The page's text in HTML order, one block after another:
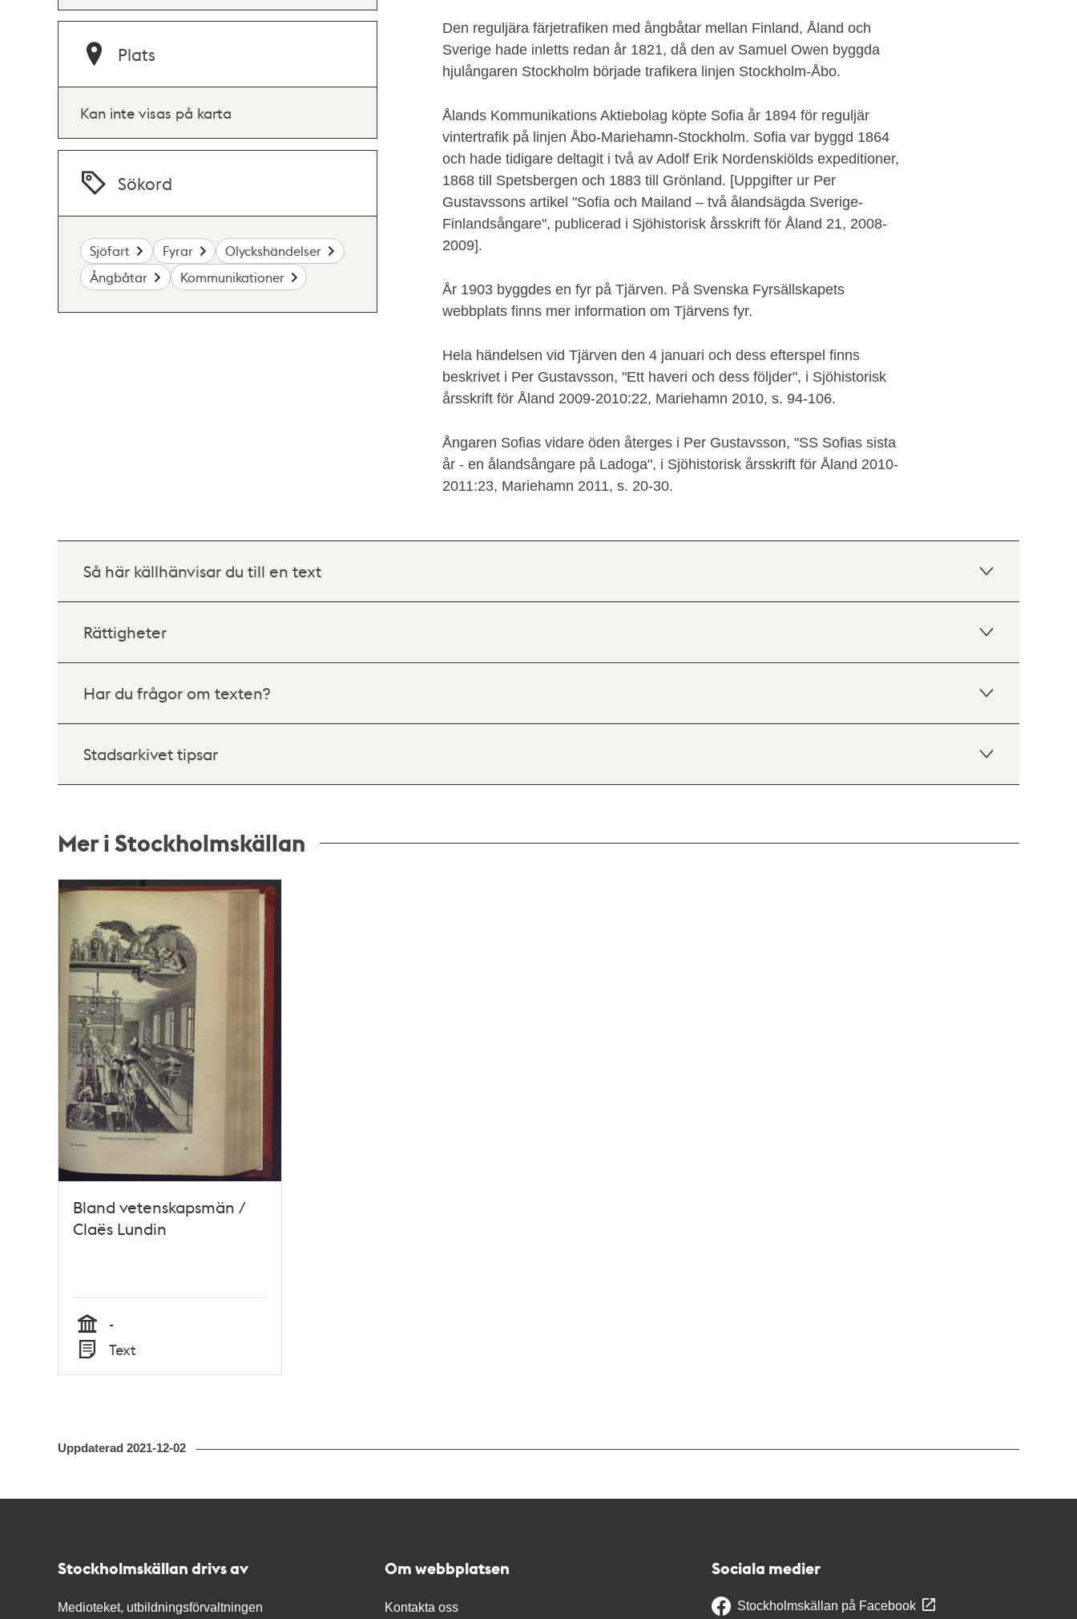
Den reguljära färjetrafiken med ångbåtar mellan Finland, Åland och
Sverige hade inletts redan år 1821, då den av Samuel Owen byggda
hjulångaren Stockholm började trafikera linjen Stockholm-Åbo.
Ålands Kommunikations Aktiebolag köpte Sofia år 1894 för reguljär
vintertrafik på linjen Åbo-Mariehamn-Stockholm. Sofia var byggd 1864
och hade tidigare deltagit i två av Adolf Erik Nordenskiölds expeditioner,
1868 till Spetsbergen och 1883 till Grönland. [Uppgifter ur Per
Gustavssons artikel "Sofia och Mailand – två ålandsägda Sverige-
Finlandsångare", publicerad i Sjöhistorisk årsskrift för Åland 21, 2008-
2009].
År 1903 byggdes en fyr på Tjärven. På Svenska Fyrsällskapets
webbplats finns mer information om Tjärvens fyr.
Hela händelsen vid Tjärven den 4 januari och dess efterspel finns
beskrivet i Per Gustavsson, "Ett haveri och dess följder", i Sjöhistorisk
årsskrift för Åland 2009-2010:22, Mariehamn 2010, s. 94-106.
Ångaren Sofias vidare öden återges i Per Gustavsson, "SS Sofias sista
år - en ålandsångare på Ladoga", i Sjöhistorisk årsskrift för Åland 2010-
2011:23, Mariehamn 2011, s. 20-30.
Plats
Kan inte visas på karta
Sökord
Sjöfart Fyrar
Olyckshändelser
Ångbåtar
Kommunikationer
Så här källhänvisar du till en text
Rättigheter
Har du frågor om texten?
Stadsarkivet tipsar
Mer i Stockholmskällan
Relaterade
teman
Bland vetenskapsmän /
Claës Lundin
Tid
-
Typ
Text
Uppdaterad 2021-12-02
Stockholmskällan drivs av
Medioteket, utbildningsförvaltningen
Om webbplatsen
Kontakta oss
Sociala medier
Stockholmskällan på Facebook